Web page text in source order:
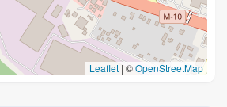
Leaflet | ©OpenStreetMap